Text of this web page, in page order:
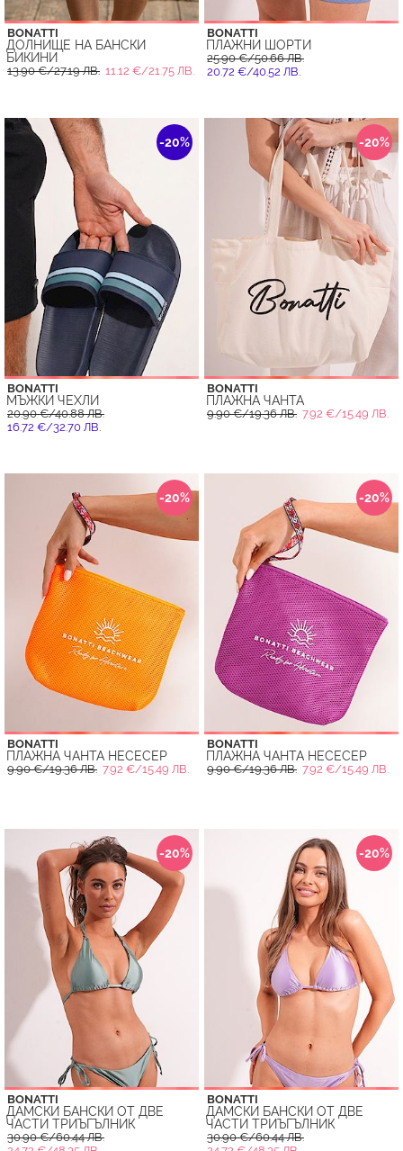
BONATTI
ДОЛНИЩE НА БАНСКИ
БИКИНИ
13.90 €/27.19 ЛВ. 11.12 €/21.75 ЛВ.
BONATTI
ПЛАЖНИ ШОРТИ
25.90 €/50.66 ЛВ.
20.72 €/40.52 ЛВ.
-20%
BONATTI
МЪЖКИ ЧЕХЛИ
20.90 €/40.88 ЛВ.
16.72 €/32.70 ЛВ.
-20%
BONATTI
ПЛАЖНА ЧАНТА
9.90 €/19.36 ЛВ. 7.92 €/15.49 ЛВ.
-20%
BONATTI
ПЛАЖНА ЧАНТА НЕСЕСЕР
9.90 €/19.36 ЛВ. 7.92 €/15.49 ЛВ.
-20%
BONATTI
ПЛАЖНА ЧАНТА НЕСЕСЕР
9.90 €/19.36 ЛВ. 7.92 €/15.49 ЛВ.
-20%
BONATTI
ДАМСКИ БАНСКИ ОТ ДВЕ
ЧАСТИ ТРИЪГЪЛНИК
30.90 €/60.44 ЛВ.
-20%
BONATTI
ДАМСКИ БАНСКИ ОТ ДВЕ
ЧАСТИ ТРИЪГЪЛНИК
30.90 €/60.44 ЛВ.